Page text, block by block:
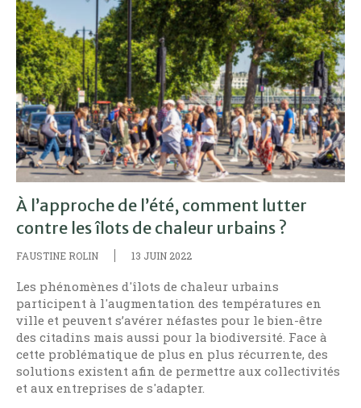
À l’approche de l’été, comment lutter
contre les îlots de chaleur urbains ?
FAUSTINE ROLIN 13 JUIN 2022
Les phénomènes d'îlots de chaleur urbains
participent à l'augmentation des températures en
ville et peuvent s’avérer néfastes pour le bien-être
des citadins mais aussi pour la biodiversité. Face à
cette problématique de plus en plus récurrente, des
solutions existent afin de permettre aux collectivités
et aux entreprises de s'adapter.